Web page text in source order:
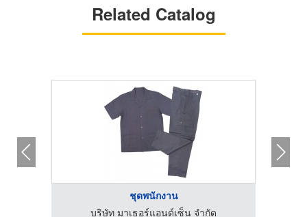
Related Catalog
ชุดพนักงาน
บริษัท มาเธอร์แอนด์เซ็น จำกัด